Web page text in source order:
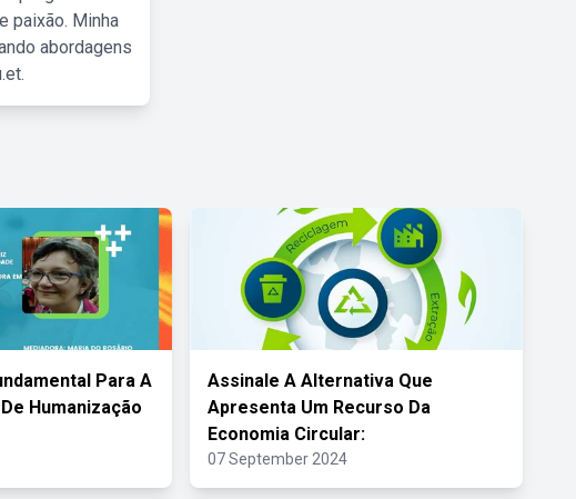
paixão. Minha
abordagens
Para A
Humanização
Assinale A Alternativa Que
Apresenta Um Recurso Da
Economia Circular:
07 September 2024